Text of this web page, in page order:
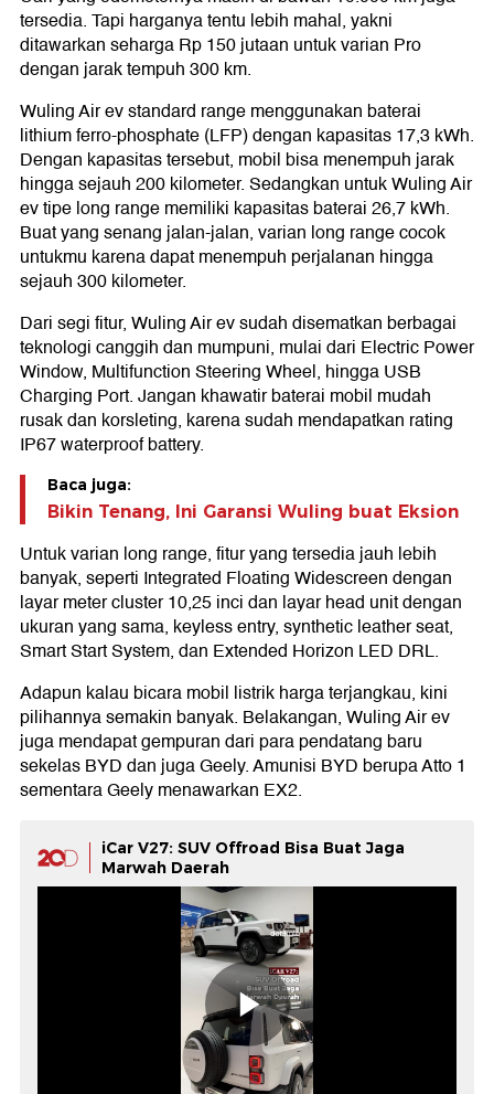
tersedia. Tapi harganya tentu lebih mahal, yakni
ditawarkan seharga Rp 150 jutaan untuk varian Pro
dengan jarak tempuh 300 km.
Wuling Air ev standard range menggunakan baterai
lithium ferro-phosphate (LFP) dengan kapasitas 17,3 kWh.
Dengan kapasitas tersebut, mobil bisa menempuh jarak
hingga sejauh 200 kilometer. Sedangkan untuk Wuling Air
ev tipe long range memiliki kapasitas baterai 26,7 kWh.
Buat yang senang jalan-jalan, varian long range cocok
untukmu karena dapat menempuh perjalanan hingga
sejauh 300 kilometer.
Dari segi fitur, Wuling Air ev sudah disematkan berbagai
teknologi canggih dan mumpuni, mulai dari Electric Power
Window, Multifunction Steering Wheel, hingga USB
Charging Port. Jangan khawatir baterai mobil mudah
rusak dan korsleting, karena sudah mendapatkan rating
IP67 waterproof battery.
Baca juga:
Bikin Tenang, Ini Garansi Wuling buat Eksion
Untuk varian long range, fitur yang tersedia jauh lebih
banyak, seperti Integrated Floating Widescreen dengan
layar meter cluster 10,25 inci dan layar head unit dengan
ukuran yang sama, keyless entry, synthetic leather seat,
Smart Start System, dan Extended Horizon LED DRL.
Adapun kalau bicara mobil listrik harga terjangkau, kini
pilihannya semakin banyak. Belakangan, Wuling Air ev
juga mendapat gempuran dari para pendatang baru
sekelas BYD dan juga Geely. Amunisi BYD berupa Atto 1
sementara Geely menawarkan EX2.
iCar V27: SUV Offroad Bisa Buat Jaga
Marwah Daerah